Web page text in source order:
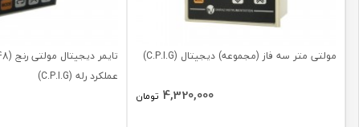
مولتی متر سه فاز (مجموعه) دیجیتال (C.P.I.G)
4,320,000 تومان
عملکرد رله (C.P.I.G)